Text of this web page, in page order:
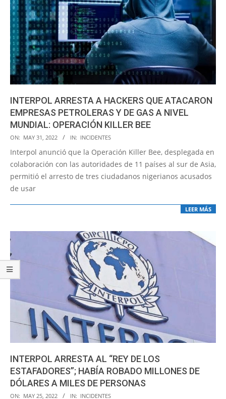
INTERPOL ARRESTA A HACKERS QUE ATACARON
EMPRESAS PETROLERAS Y DE GAS A NIVEL
MUNDIAL: OPERACIÓN KILLER BEE
2022-
05-
ON: MAY 31, 2022 IN: INCIDENTES
Interpol anunció que la Operación Killer Bee, desplegada en
colaboración con las autoridades de 11 países al sur de Asia,
permitió el arresto de tres ciudadanos nigerianos acusados
de usar
LEER MÁS
INTERPOL ARRESTA AL “REY DE LOS
ESTAFADORES”; HABÍA ROBADO MILLONES DE
DÓLARES A MILES DE PERSONAS
2022-
ON: MAY 25, 2022 IN: INCIDENTES